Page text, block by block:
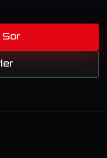
Sor